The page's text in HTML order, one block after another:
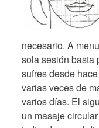
necesario. A
sola sesión basta
sufres desde
varias veces de
varios días. El
un masaje